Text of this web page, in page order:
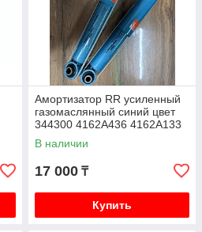
3 2006-2011 2.0 4B11, 2.4
бензин GF2W GF3W
2 поколение 1996-2007 2.5
2005-2018 2.5 4D56 дизель KB4T
2010- 1.6 4A92 бензин GA1W, 2.0
GA2W
X (10) 2007-2017 1.8 4B10
iO 1996-2003 1.8 4G93 бензин,
H66W H76W
Junior 1996-2003 1.1 4A31
Амортизатор RR усиленный
газомаслянный синий цвет
344300 4162A436 4162A133
SRR344300
В наличии
17 000 ₸
Купить